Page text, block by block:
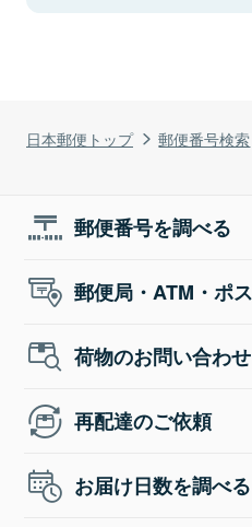
日本郵便トップ 郵便番号検索
郵便番号を調べる
郵便局・ATM・ポ
荷物のお問い合わせ
再配達のご依頼
お届け日数を調べる